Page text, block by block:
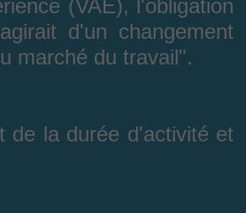
(VAE), l'obligation
d'un changement
marché du travail".
de la durée d'activité et